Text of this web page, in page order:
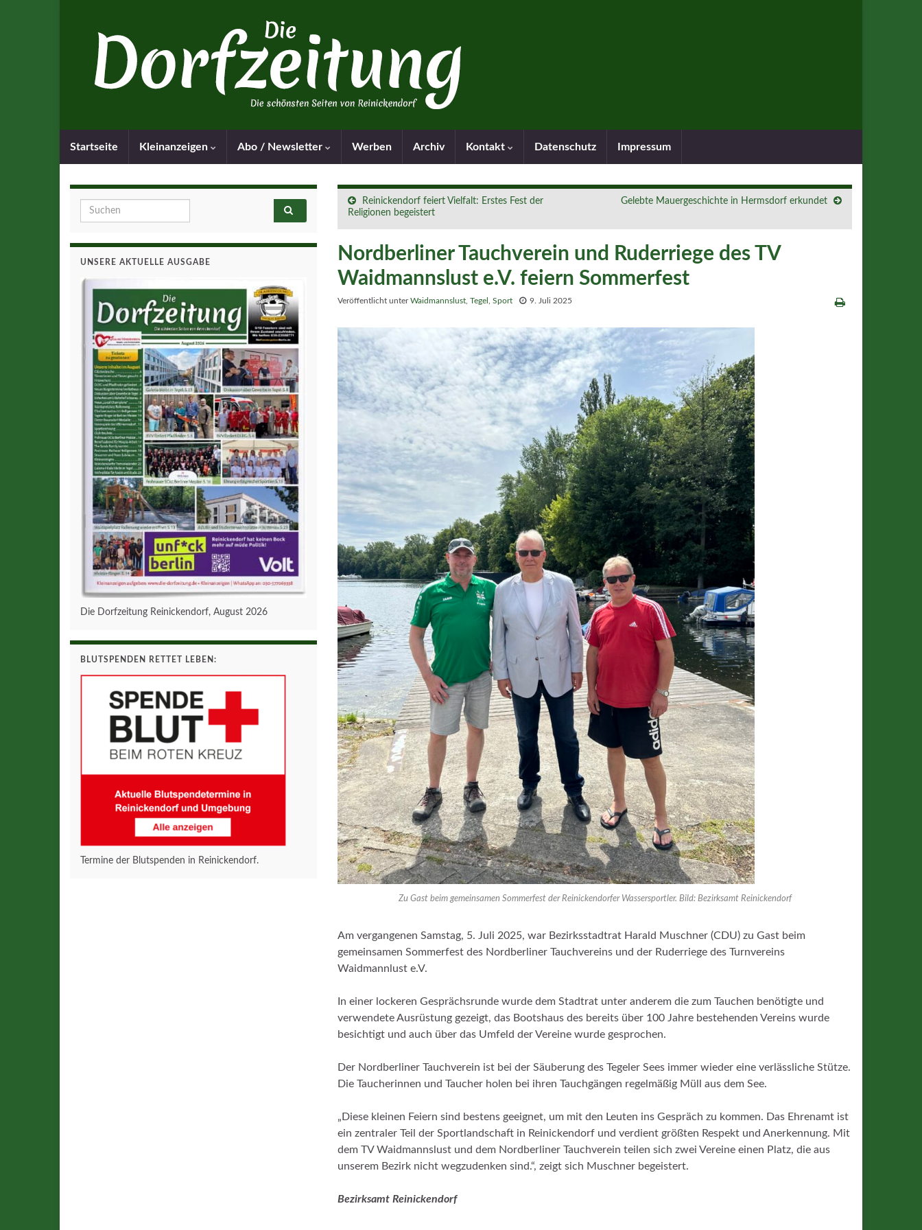
Startseite Kleinanzeigen Abo / Newsletter Werben Archiv Kontakt Datenschutz Impressum
Reinickendorf feiert Vielfalt: Erstes Fest der
Religionen begeistert
Gelebte Mauergeschichte in Hermsdorf erkundet
Nordberliner Tauchverein und Ruderriege des TV
Waidmannslust e.V. feiern Sommerfest
Veröffentlicht unterWaidmannslust Tegel Sport 9. Juli 2025
Zu Gast beim gemeinsamen Sommerfest der Reinickendorfer Wassersportler. Bild: Bezirksamt Reinickendorf
Am vergangenen Samstag, 5. Juli 2025, war Bezirksstadtrat Harald Muschner (CDU) zu Gast beim
gemeinsamen Sommerfest des Nordberliner Tauchvereins und der Ruderriege des Turnvereins
Waidmannlust e.V.
In einer lockeren Gesprächsrunde wurde dem Stadtrat unter anderem die zum Tauchen benötigte und
verwendete Ausrüstung gezeigt, das Bootshaus des bereits über 100 Jahre bestehenden Vereins wurde
besichtigt und auch über das Umfeld der Vereine wurde gesprochen.
Der Nordberliner Tauchverein ist bei der Säuberung des Tegeler Sees immer wieder eine verlässliche Stütze.
Die Taucherinnen und Taucher holen bei ihren Tauchgängen regelmäßig Müll aus dem See.
„Diese kleinen Feiern sind bestens geeignet, um mit den Leuten ins Gespräch zu kommen. Das Ehrenamt ist
ein zentraler Teil der Sportlandschaft in Reinickendorf und verdient größten Respekt und Anerkennung. Mit
dem TV Waidmannslust und dem Nordberliner Tauchverein teilen sich zwei Vereine einen Platz, die aus
unserem Bezirk nicht wegzudenken sind.“, zeigt sich Muschner begeistert.
Bezirksamt Reinickendorf
Search for:
UNSERE AKTUELLE AUSGABE
Die Dorfzeitung Reinickendorf, August 2026
BLUTSPENDEN RETTET LEBEN:
Termine der Blutspenden in Reinickendorf.